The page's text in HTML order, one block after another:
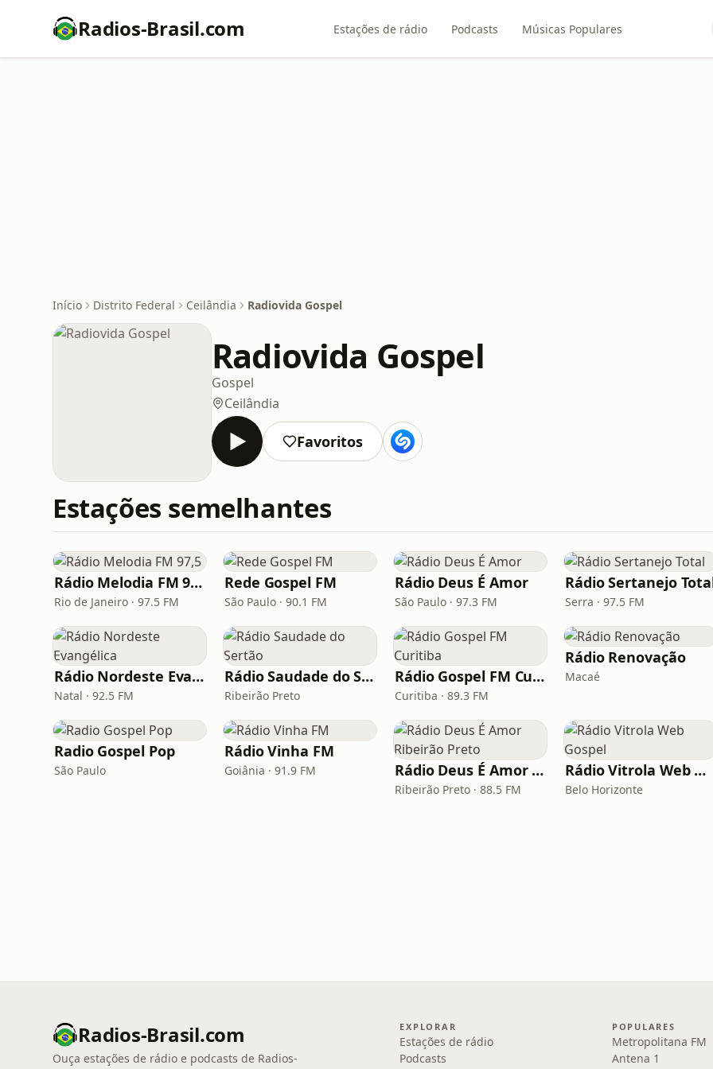
Radios-Brasil.com Estações de rádio Podcasts Músicas Populares
Início Distrito Federal Ceilândia Radiovida Gospel
Radiovida Gospel
Gospel
Ceilândia
Favoritos
Estações semelhantes
Rádio Melodia FM 97,5
Rio de Janeiro · 97.5 FM
Rede Gospel FM
São Paulo · 90.1 FM
Rádio Deus É Amor
São Paulo · 97.3 FM
Rádio Sertanejo
Serra · 97.5 FM
Rádio Nordeste Evangélica
Natal · 92.5 FM
Rádio Saudade do Sertão
Ribeirão Preto
Rádio Gospel FM Curitiba
Curitiba · 89.3 FM
Rádio Renovação
Macaé
Radio Gospel Pop
São Paulo
Rádio Vinha FM
Goiânia · 91.9 FM Rádio Deus É Amor Ribeirão Preto
Ribeirão Preto · 88.5 FM
Rádio Vitrola Web Gospel
Belo Horizonte
Radios-Brasil.com
Ouça estações de rádio e podcasts de Radios-
EXPLORAR
Estações de rádio
Podcasts
POPULARES
Metropolitana FM
Antena 1